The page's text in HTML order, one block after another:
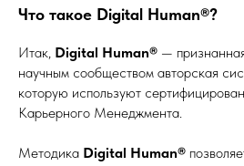
Что такое Digital Human®?
Итак, Digital Human® —
научным сообществом авторская
которую используют
Карьерного Менеджмента.
Методика Digital Human®